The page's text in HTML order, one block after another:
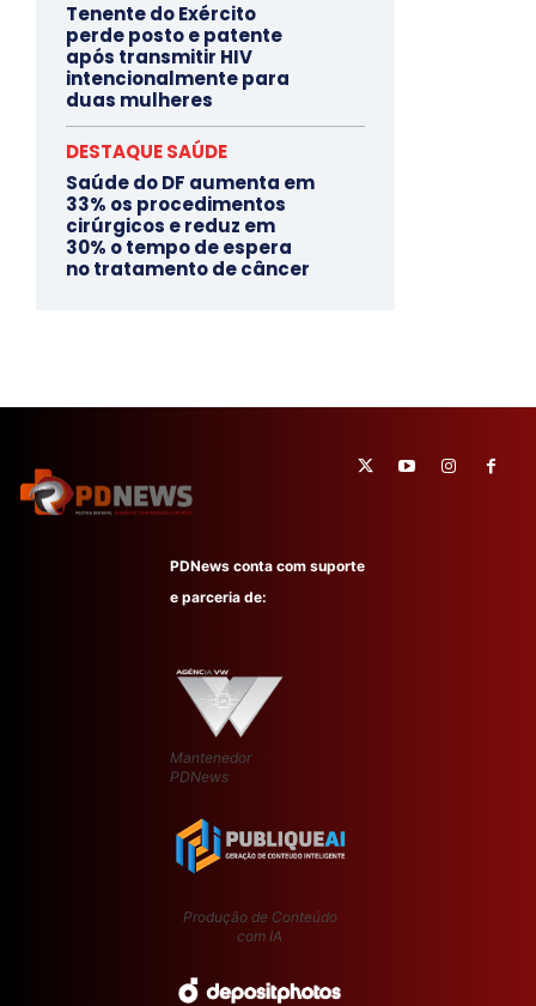
Tenente do Exército
perde posto e patente
após transmitir HIV
intencionalmente para
duas mulheres
DESTAQUE SAÚDE
Saúde do DF aumenta em
33% os procedimentos
cirúrgicos e reduz em
30% o tempo de espera
no tratamento de câncer
PDNews conta com suporte
e parceria de:
Mantenedor
PDNews
Produção de Conteúdo
com IA